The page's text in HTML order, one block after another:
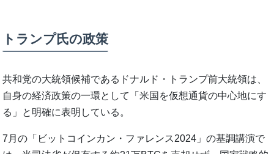
トランプ氏の政策
共和党の大統領候補であるドナルド・トランプ前大統領は、
自身の経済政策の一環として「米国を仮想通貨の中心地にす
る」と明確に表明している。
7月の「ビットコインカン・ファレンス2024」の基調講演で